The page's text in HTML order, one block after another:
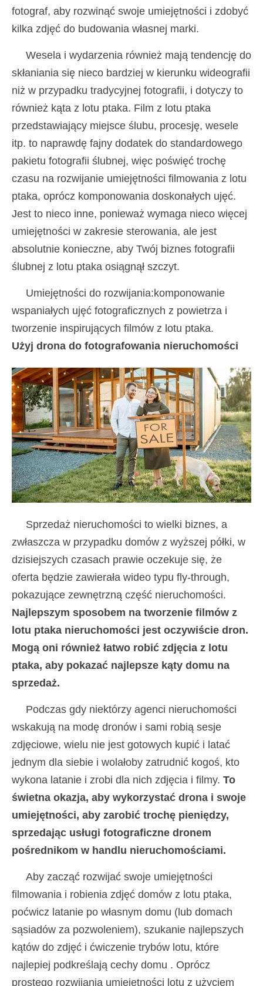
fotograf, aby rozwinąć swoje umiejętności i zdobyć
kilka zdjęć do budowania własnej marki.
Wesela i wydarzenia również mają tendencję do
skłaniania się nieco bardziej w kierunku wideografii
niż w przypadku tradycyjnej fotografii, i dotyczy to
również kąta z lotu ptaka. Film z lotu ptaka
przedstawiający miejsce ślubu, procesję, wesele
itp. to naprawdę fajny dodatek do standardowego
pakietu fotografii ślubnej, więc poświęć trochę
czasu na rozwijanie umiejętności filmowania z lotu
ptaka, oprócz komponowania doskonałych ujęć.
Jest to nieco inne, ponieważ wymaga nieco więcej
umiejętności w zakresie sterowania, ale jest
absolutnie konieczne, aby Twój biznes fotografii
ślubnej z lotu ptaka osiągnął szczyt.
Umiejętności do rozwijania:komponowanie
wspaniałych ujęć fotograficznych z powietrza i
tworzenie inspirujących filmów z lotu ptaka.
Użyj drona do fotografowania nieruchomości
Sprzedaż nieruchomości to wielki biznes, a
zwłaszcza w przypadku domów z wyższej półki, w
dzisiejszych czasach prawie oczekuje się, że
oferta będzie zawierała wideo typu fly-through,
pokazujące zewnętrzną część nieruchomości.
Najlepszym sposobem na tworzenie filmów z
lotu ptaka nieruchomości jest oczywiście dron.
Mogą oni również łatwo robić zdjęcia z lotu
ptaka, aby pokazać najlepsze kąty domu na
sprzedaż.
Podczas gdy niektórzy agenci nieruchomości
wskakują na modę dronów i sami robią sesje
zdjęciowe, wielu nie jest gotowych kupić i latać
jednym dla siebie i wolałoby zatrudnić kogoś, kto
wykona latanie i zrobi dla nich zdjęcia i filmy. To
świetna okazja, aby wykorzystać drona i swoje
umiejętności, aby zarobić trochę pieniędzy,
sprzedając usługi fotograficzne dronem
pośrednikom w handlu nieruchomościami.
Aby zacząć rozwijać swoje umiejętności
filmowania i robienia zdjęć domów z lotu ptaka,
poćwicz latanie po własnym domu (lub domach
sąsiadów za pozwoleniem), szukanie najlepszych
kątów do zdjęć i ćwiczenie trybów lotu, które
najlepiej podkreślają cechy domu . Oprócz
prostego rozwijania umiejętności lotu z użyciem